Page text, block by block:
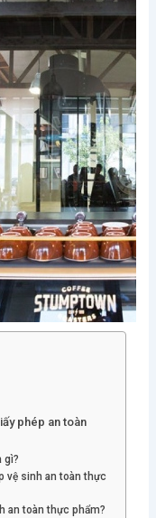
phép an toàn
gì?
vệ sinh an toàn thực
an toàn thực phẩm?